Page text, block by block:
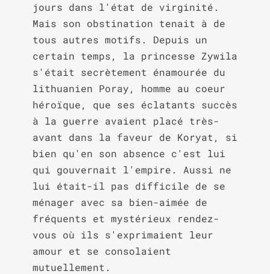
jours dans l'état de virginité.
Mais son obstination tenait à de
tous autres motifs. Depuis un
certain temps, la princesse Zywila
s'était secrètement énamourée du
lithuanien Poray, homme au coeur
héroïque, que ses éclatants succès
à la guerre avaient placé très-
avant dans la faveur de Koryat, si
bien qu'en son absence c'est lui
qui gouvernait l'empire. Aussi ne
lui était-il pas difficile de se
ménager avec sa bien-aimée de
fréquents et mystérieux rendez-
vous où ils s'exprimaient leur
amour et se consolaient
mutuellement.